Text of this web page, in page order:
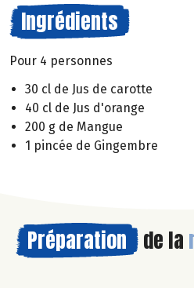
Ingrédients
Pour 4 personnes
30 cl de Jus de carotte
40 cl de Jus d'orange
200 g de Mangue
1 pincée de Gingembre
Préparation de la